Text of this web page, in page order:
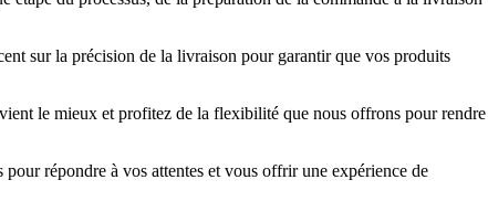
sur la précision de la livraison pour garantir que vos produits
le mieux et profitez de la flexibilité que nous offrons pour rendre
répondre à vos attentes et vous offrir une expérience de